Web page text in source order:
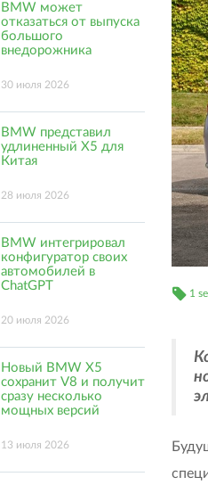
1
BMW может
отказаться от выпуска
большого
внедорожника
30 июля 2026
BMW представил
удлиненный X5 для
Китая
28 июля 2026
BMW интегрировал
конфигуратор своих
автомобилей в
ChatGPT
20 июля 2026
Новый BMW X5
сохранит V8 и получит
сразу несколько
мощных версий
13 июля 2026